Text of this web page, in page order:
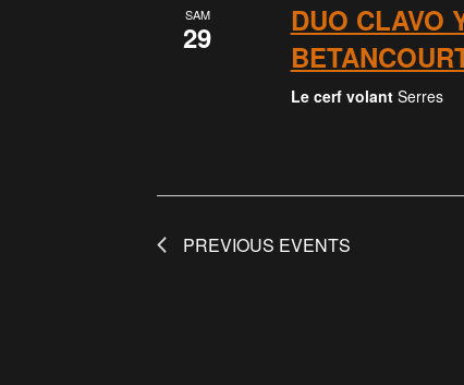
SAM
29
DUO CLAVO
Le cerf volant Serres
PREVIOUS EVENTS